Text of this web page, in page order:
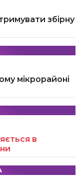
збірну
мікрорайоні
в